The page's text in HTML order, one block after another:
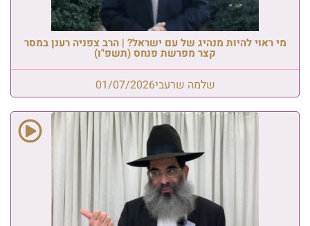
מי ראוי להיות מנהיג של עם ישראל? | הרב צפניה רענן במסר
קצר מפרשת פנחס (תשפ"ו)
שלמה שרעבי01/07/2026